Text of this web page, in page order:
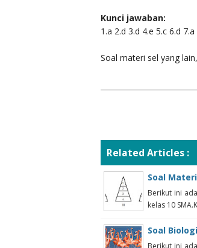
Kunci jawaban:
1.a 2.d 3.d 4.e 5.c 6.d
Soal materi sel yang lain,
Related Articles :
Soal
Berikut ini
kelas 10
Soal
Berikut ini